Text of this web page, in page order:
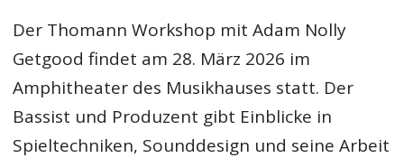
Der Thomann Workshop mit Adam Nolly
Getgood findet am 28. März 2026 im
Amphitheater des Musikhauses statt. Der
Bassist und Produzent gibt Einblicke in
Spieltechniken, Sounddesign und seine Arbeit